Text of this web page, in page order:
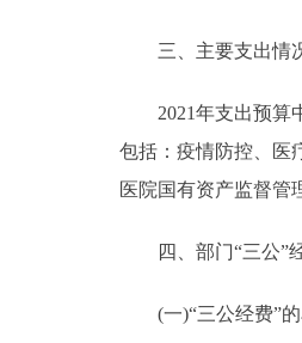
三、主要支出情
2021年支出预算中
包括：疫情防控、医
医院国有资产监督管
四、部门“三公”经
(一)“三公经费”的